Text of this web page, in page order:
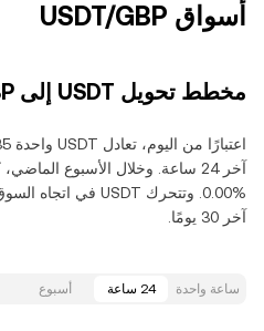
أسواق USDT/GBP
مخطط تحويل USDT إلى GBP
آخر 30 يومًا.
ساعة واحدة 24 ساعة أسبوع